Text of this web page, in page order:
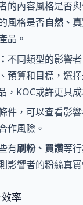
的內容風格是否
風格是否自然、
品。
不同類型的影響
預算和目標，選
，KOC或許更具成
件，可以查看影
作風險。
有刷粉、買讚等
影響者的粉絲真實
率